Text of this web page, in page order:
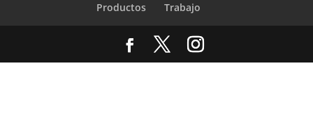
Productos
Trabajo